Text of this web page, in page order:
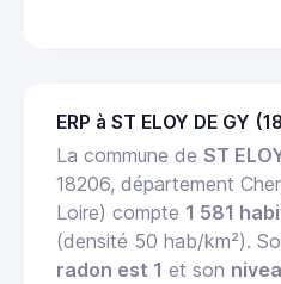
ERP à ST ELOY DE GY
La commune de ST
18206, département
Loire) compte 1 581
(densité 50 hab/km²).
radon est 1 et son